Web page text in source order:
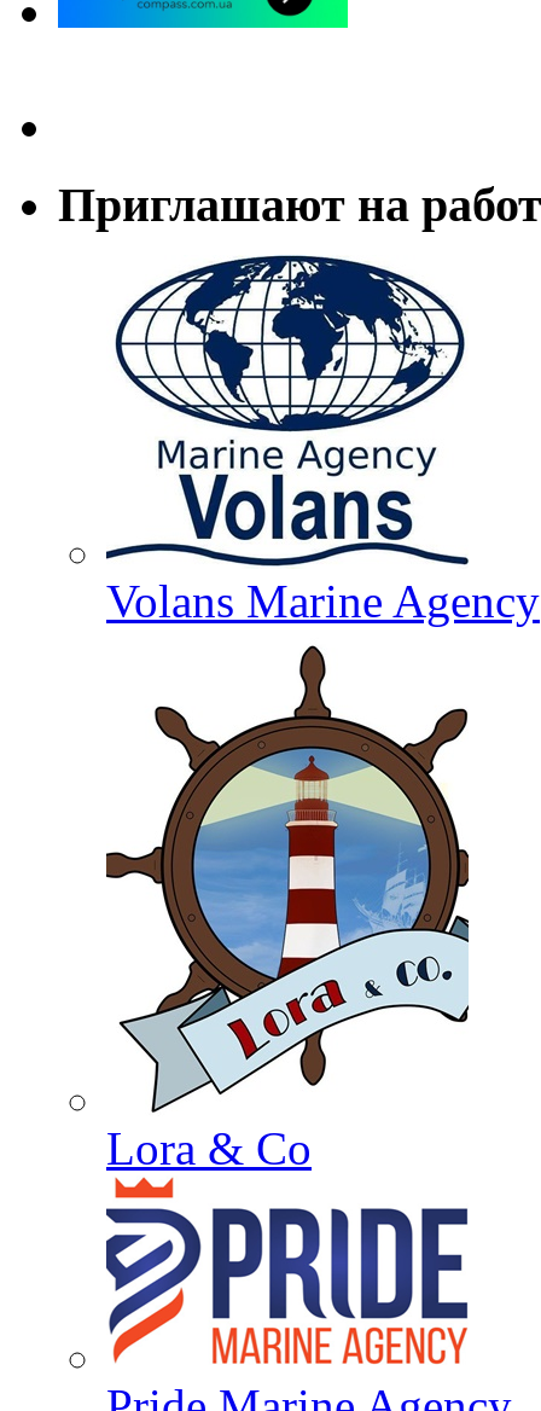
Приглашают на
Volans Marine Agency
Lora & Co